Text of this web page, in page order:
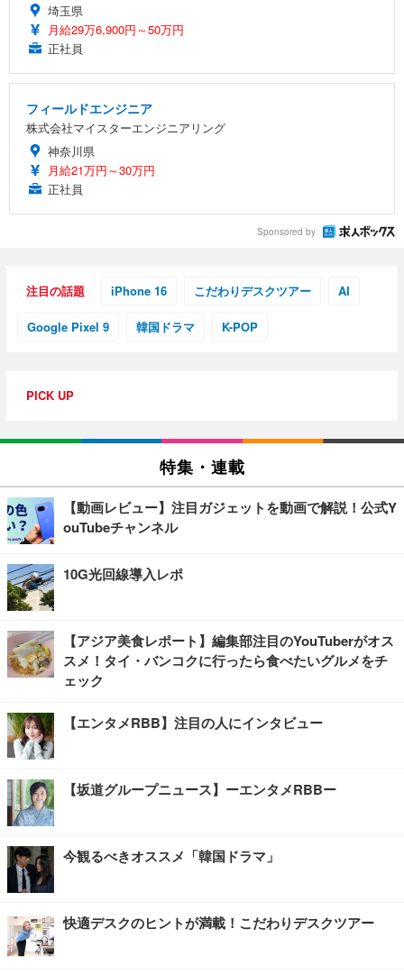
埼玉県
月給29万6,900円～50万円
正社員
フィールドエンジニア
株式会社マイスターエンジニアリング
神奈川県
月給21万円～30万円
正社員
Sponsored by
注目の話題 iPhone 16 こだわりデスクツアー AI
Google Pixel 9 韓国ドラマ K-POP
PICK UP
特集・連載
【動画レビュー】注目ガジェットを動画で解説！公式Y
ouTubeチャンネル
10G光回線導入レポ
【アジア美食レポート】編集部注目のYouTuberがオス
スメ！タイ・バンコクに行ったら食べたいグルメをチ
ェック
【エンタメRBB】注目の人にインタビュー
【坂道グループニュース】ーエンタメRBBー
今観るべきオススメ「韓国ドラマ」
快適デスクのヒントが満載！こだわりデスクツアー